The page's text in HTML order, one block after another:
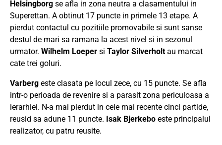
Helsingborg se afla in zona neutra a clasamentului in
Superettan. A obtinut 17 puncte in primele 13 etape. A
pierdut contactul cu pozitiile promovabile si sunt sanse
destul de mari sa ramana la acest nivel si in sezonul
urmator. Wilhelm Loeper si Taylor Silverholt au marcat
cate trei goluri.
Varberg este clasata pe locul zece, cu 15 puncte. Se afla
intr-o perioada de revenire si a parasit zona periculoasa a
ierarhiei. N-a mai pierdut in cele mai recente cinci partide,
reusid sa adune 11 puncte. Isak Bjerkebo este principalul
realizator, cu patru reusite.